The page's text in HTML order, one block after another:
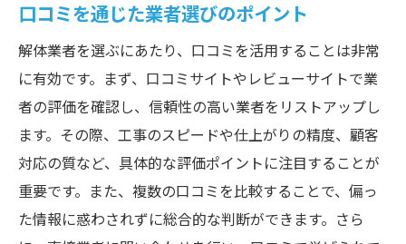
口コミを通じた業者選びのポイント
解体業者を選ぶにあたり、口コミを活用することは非常
に有効です。まず、口コミサイトやレビューサイトで業
者の評価を確認し、信頼性の高い業者をリストアップし
ます。その際、工事のスピードや仕上がりの精度、顧客
対応の質など、具体的な評価ポイントに注目することが
重要です。また、複数の口コミを比較することで、偏っ
た情報に惑わされずに総合的な判断ができます。さら